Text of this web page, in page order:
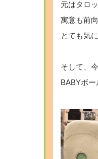
元はタロ
寓意も前
とても気
そして、
BABYボ